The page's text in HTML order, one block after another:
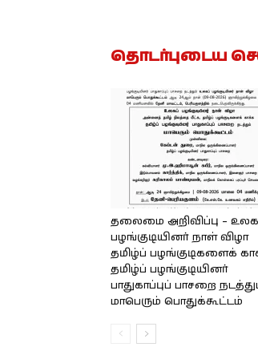
தொடர்புடைய
தலைமை அறிவிப்பு –
பழங்குடியினர் நாள் விழா
தமிழ்ப் பழங்குடிகளைக்
தமிழ்ப் பழங்குடியினர்
பாதுகாப்புப் பாசறை
மாபெரும் பொதுக்கூட்டம்